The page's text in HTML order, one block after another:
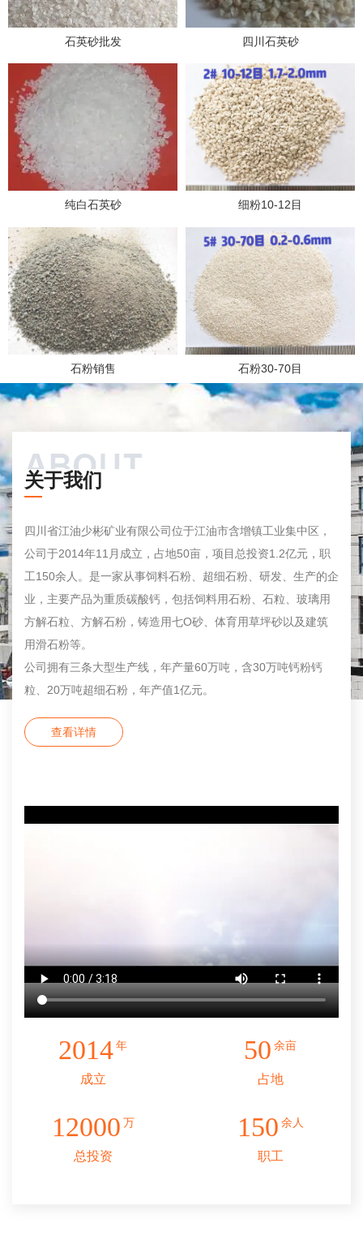
石英砂批发 四川石英砂
纯白石英砂 细粉10-12目
石粉销售 石粉30-70目
关于我们
四川省江油少彬矿业有限公司位于江油市含增镇工业集中区，
公司于2014年11月成立，占地50亩，项目总投资1.2亿元，职
工150余人。是一家从事饲料石粉、超细石粉、研发、生产的企
业，主要产品为重质碳酸钙，包括饲料用石粉、石粒、玻璃用
方解石粒、方解石粉，铸造用七O砂、体育用草坪砂以及建筑
用滑石粉等。
公司拥有三条大型生产线，年产量60万吨，含30万吨钙粉钙
粒、20万吨超细石粉，年产值1亿元。
查看详情
2014年
成立
50 余亩
占地
12000 万
总投资
150 余人
职工